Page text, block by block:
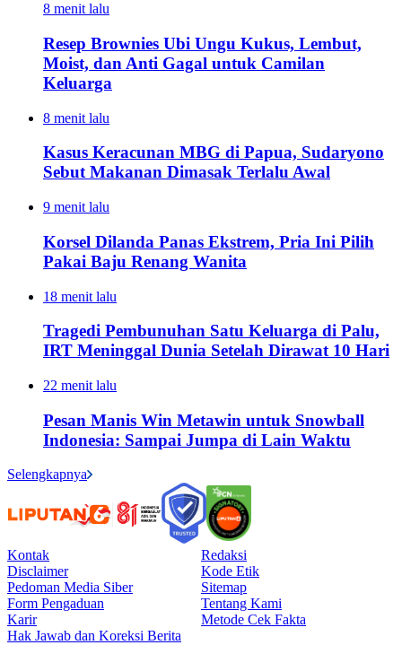
8 menit lalu
Resep Brownies Ubi Ungu Kukus, Lembut,
Moist, dan Anti Gagal untuk Camilan
Keluarga
8 menit lalu
Kasus Keracunan MBG di Papua, Sudaryono
Sebut Makanan Dimasak Terlalu Awal
9 menit lalu
Korsel Dilanda Panas Ekstrem, Pria Ini Pilih
Pakai Baju Renang Wanita
18 menit lalu
Tragedi Pembunuhan Satu Keluarga di Palu,
IRT Meninggal Dunia Setelah Dirawat 10 Hari
22 menit lalu
Pesan Manis Win Metawin untuk Snowball
Indonesia: Sampai Jumpa di Lain Waktu
Selengkapnya
Kontak
Redaksi
Disclaimer
Kode Etik
Pedoman Media Siber
Sitemap
Form Pengaduan
Tentang Kami
Karir
Metode Cek Fakta
Hak Jawab dan Koreksi Berita